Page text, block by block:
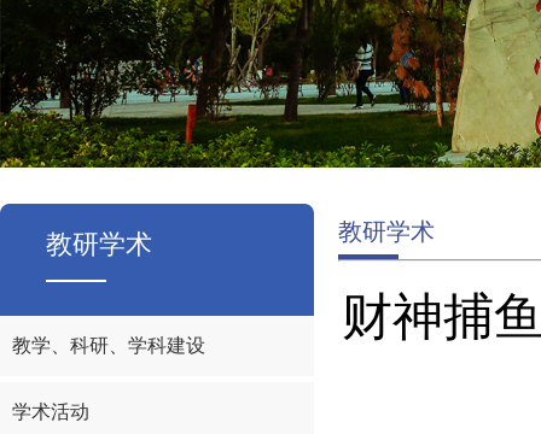
教研学术
教学、科研、学科建设
学术活动
教研学术
财神捕